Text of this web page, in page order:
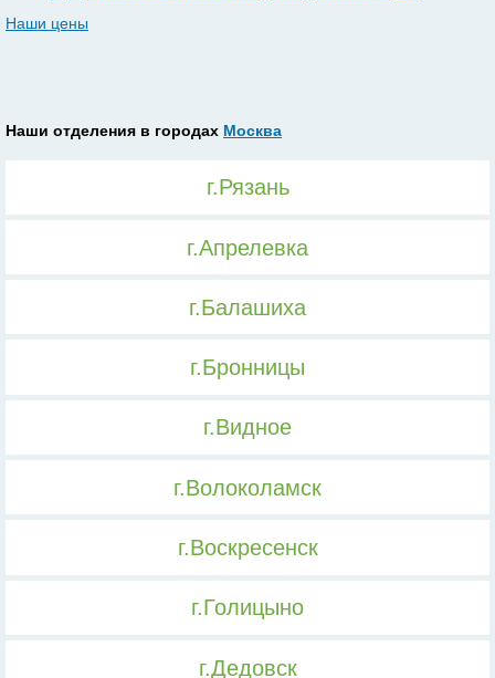
Наши цены
Наши отделения в городах Москва
г.Рязань
г.Апрелевка
г.Балашиха
г.Бронницы
г.Видное
г.Волоколамск
г.Воскресенск
г.Голицыно
г.Дедовск